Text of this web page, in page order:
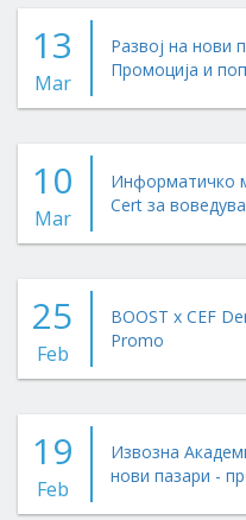
13
Mar
Развој на нови
Промоција и
10
Mar
Информатичко
Cert за
25
Feb
BOOST x CEF
Promo
19
Feb
Извозна
нови пазари -